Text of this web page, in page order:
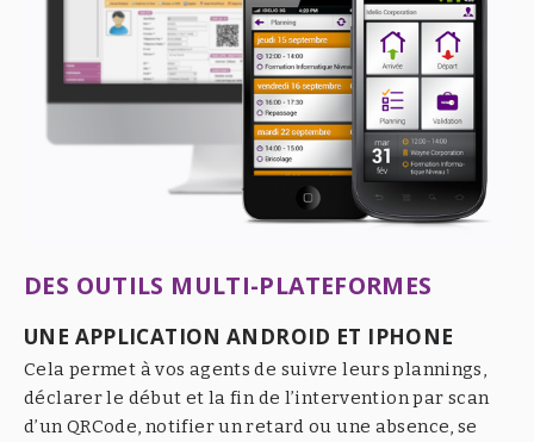
DES OUTILS MULTI-PLATEFORMES
UNE APPLICATION ANDROID ET IPHONE
Cela permet à vos agents de suivre leurs plannings,
déclarer le début et la fin de l’intervention par scan
d’un QRCode, notifier un retard ou une absence, se